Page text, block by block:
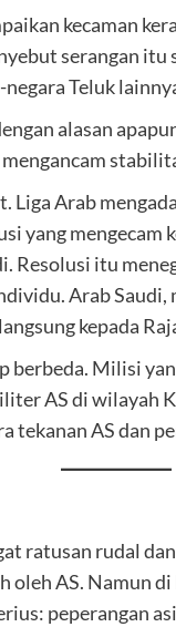
kecaman
serangan itu
Teluk
alasan
Liga Arab
yang mengecam
Resolusi itu
Arab
kepada
berbeda. Milisi
AS di wilayah
tekanan AS dan
ratusan rudal
oleh AS. Namun
peperangan